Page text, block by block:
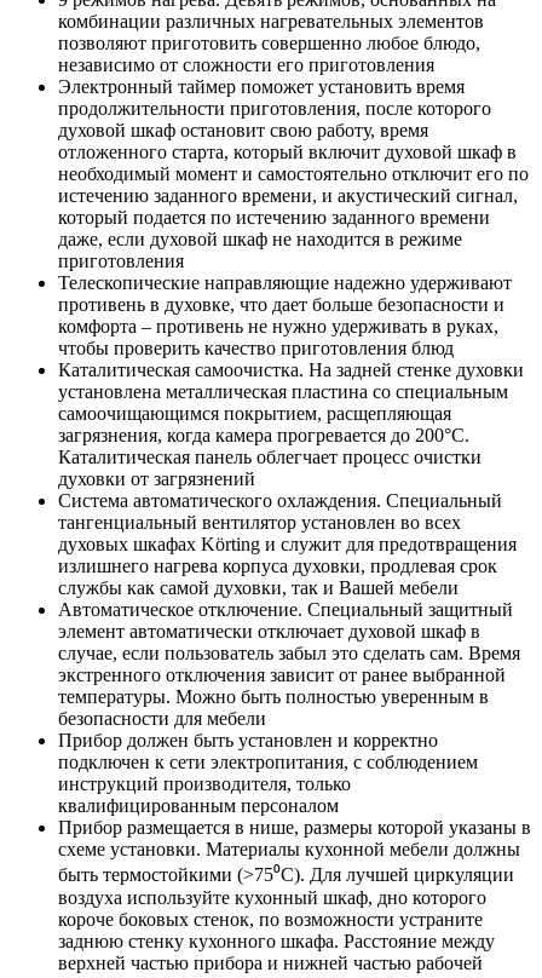
комбинации различных нагревательных элементов
позволяют приготовить совершенно любое блюдо,
независимо от сложности его приготовления
Электронный таймер поможет установить время
продолжительности приготовления, после которого
духовой шкаф остановит свою работу, время
отложенного старта, который включит духовой шкаф в
необходимый момент и самостоятельно отключит его по
истечению заданного времени, и акустический сигнал,
который подается по истечению заданного времени
даже, если духовой шкаф не находится в режиме
приготовления
Телескопические направляющие надежно удерживают
противень в духовке, что дает больше безопасности и
комфорта – противень не нужно удерживать в руках,
чтобы проверить качество приготовления блюд
Каталитическая самоочистка. На задней стенке духовки
установлена металлическая пластина со специальным
самоочищающимся покрытием, расщепляющая
загрязнения, когда камера прогревается до 200°С.
Каталитическая панель облегчает процесс очистки
духовки от загрязнений
Система автоматического охлаждения. Специальный
тангенциальный вентилятор установлен во всех
духовых шкафах Körting и служит для предотвращения
излишнего нагрева корпуса духовки, продлевая срок
службы как самой духовки, так и Вашей мебели
Автоматическое отключение. Специальный защитный
элемент автоматически отключает духовой шкаф в
случае, если пользователь забыл это сделать сам. Время
экстренного отключения зависит от ранее выбранной
температуры. Можно быть полностью уверенным в
безопасности для мебели
Прибор должен быть установлен и корректно
подключен к сети электропитания, с соблюдением
инструкций производителя, только
квалифицированным персоналом
Прибор размещается в нише, размеры которой указаны в
схеме установки. Материалы кухонной мебели должны
быть термостойкими (>75⁰С). Для лучшей циркуляции
воздуха используйте кухонный шкаф, дно которого
короче боковых стенок, по возможности устраните
заднюю стенку кухонного шкафа. Расстояние между
верхней частью прибора и нижней частью рабочей